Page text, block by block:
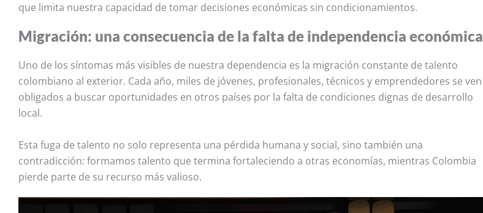
que limita nuestra capacidad de tomar decisiones económicas sin condicionamientos.
Migración: una consecuencia de la falta de independencia económica
Uno de los síntomas más visibles de nuestra dependencia es la migración constante de talento
colombiano al exterior. Cada año, miles de jóvenes, profesionales, técnicos y emprendedores se ven
obligados a buscar oportunidades en otros países por la falta de condiciones dignas de desarrollo
local.
Esta fuga de talento no solo representa una pérdida humana y social, sino también una
contradicción: formamos talento que termina fortaleciendo a otras economías, mientras Colombia
pierde parte de su recurso más valioso.